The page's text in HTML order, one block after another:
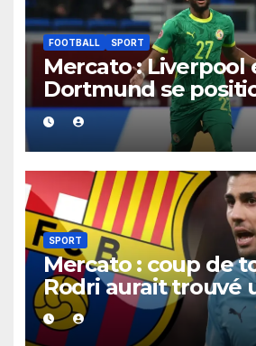
FOOTBALL SPORT
Mercato : Liverpool
Dortmund se
favoris pour
Mbaye
SPORT
Mercato : coup de
Rodri aurait trouvé
XXL avec le Barça
contrat jusqu’en